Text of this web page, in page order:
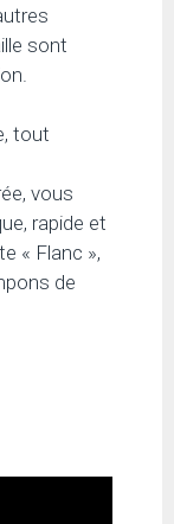
sont
tout
vous
rapide et
« Flanc »,
de